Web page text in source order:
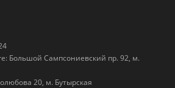
Большой Сампсониевский пр. 92, м.
20, м. Бутырская